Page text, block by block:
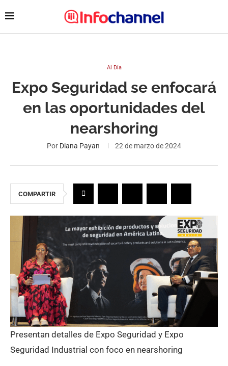
Al Día
Expo Seguridad se enfocará
en las oportunidades del
nearshoring
Por Diana Payan 22 de marzo de 2024
COMPARTIR
Presentan detalles de Expo Seguridad y Expo
Seguridad Industrial con foco en nearshoring